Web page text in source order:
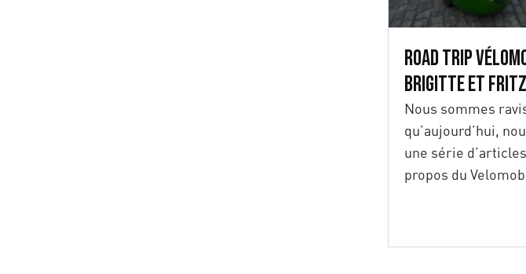
Road Trip
Brigitte et
Nous sommes
qu’aujourd’hui,
une série
propos du